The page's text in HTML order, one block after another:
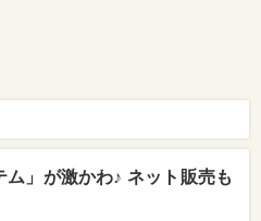
ム」が激かわ♪ ネット販売も